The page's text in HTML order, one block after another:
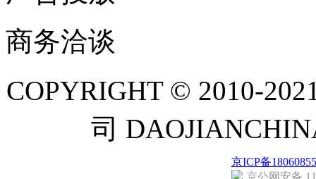
商务洽谈
COPYRIGHT © 2010-
司
京ICP备
京公网安备